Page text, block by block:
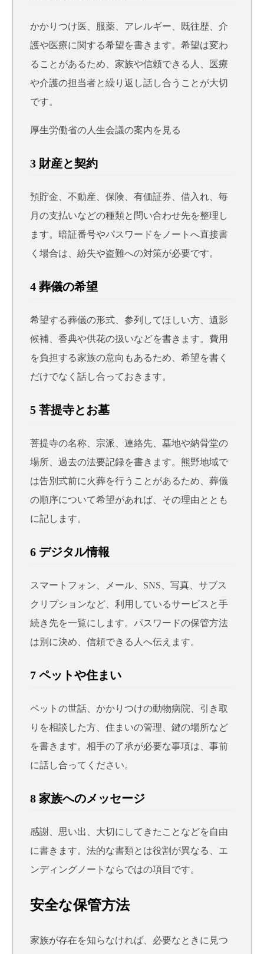
かかりつけ医、服薬、アレルギー、既往歴、介
護や医療に関する希望を書きます。希望は変わ
ることがあるため、家族や信頼できる人、医療
や介護の担当者と繰り返し話し合うことが大切
です。
厚生労働省の人生会議の案内を見る
3 財産と契約
預貯金、不動産、保険、有価証券、借入れ、毎
月の支払いなどの種類と問い合わせ先を整理し
ます。暗証番号やパスワードをノートへ直接書
く場合は、紛失や盗難への対策が必要です。
4 葬儀の希望
希望する葬儀の形式、参列してほしい方、遺影
候補、香典や供花の扱いなどを書きます。費用
を負担する家族の意向もあるため、希望を書く
だけでなく話し合っておきます。
5 菩提寺とお墓
菩提寺の名称、宗派、連絡先、墓地や納骨堂の
場所、過去の法要記録を書きます。熊野地域で
は告別式前に火葬を行うことがあるため、葬儀
の順序について希望があれば、その理由ととも
に記します。
6 デジタル情報
スマートフォン、メール、SNS、写真、サブス
クリプションなど、利用しているサービスと手
続き先を一覧にします。パスワードの保管方法
は別に決め、信頼できる人へ伝えます。
7 ペットや住まい
ペットの世話、かかりつけの動物病院、引き取
りを相談した方、住まいの管理、鍵の場所など
を書きます。相手の了承が必要な事項は、事前
に話し合ってください。
8 家族へのメッセージ
感謝、思い出、大切にしてきたことなどを自由
に書きます。法的な書類とは役割が異なる、エ
ンディングノートならではの項目です。
安全な保管方法
家族が存在を知らなければ、必要なときに見つ